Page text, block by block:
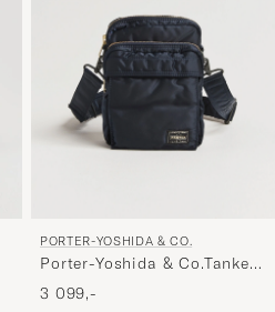
PORTER-YOSHIDA & CO.
Porter-Yoshida & Co.Tanker
Vertical BagNavy
3 099,-